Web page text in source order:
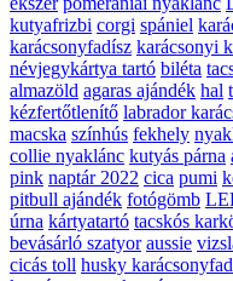
kutyafrizbi corgi spániel
karácsonyfadísz karácsonyi
névjegykártya tartó biléta
almazöld agaras ajándék hal
kézfertőtlenítő labrador
macska színhús fekhely
collie nyaklánc kutyás párna
pink naptár 2022 cica pumi
pitbull ajándék fotógömb
úrna kártyatartó tacskós
bevásárló szatyor aussie
cicás toll husky